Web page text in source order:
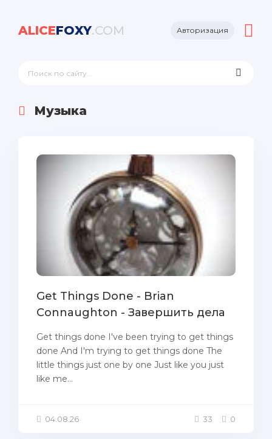
ALICEFOXY.COM Авторизация
Музыка
Get Things Done - Brian
Connaughton - Завершить дела
Get things done I've been trying to get things
done And I'm trying to get things done The
little things just one by one Just like you just
like me...
04.08.26 33 0